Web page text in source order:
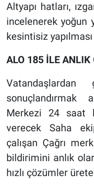
Altyapı hatları,
incelenerek yoğun
kesintisiz
ALO 185 İLE ANLIK
sonuçlandırmak
Merkezi 24 saat
verecek Saha
çalışan Çağrı
bildirimini anlık
hızlı çözümler